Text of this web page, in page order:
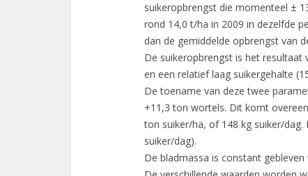
suikeropbrengst die momenteel ±
rond 14,0 t/ha in 2009 in dezelfde
dan de gemiddelde opbrengst van
De suikeropbrengst is het
en een relatief laag suikergehalte
De toename van deze twee
+11,3 ton wortels. Dit komt
ton suiker/ha, of 148 kg suiker/
suiker/dag).
De bladmassa is constant